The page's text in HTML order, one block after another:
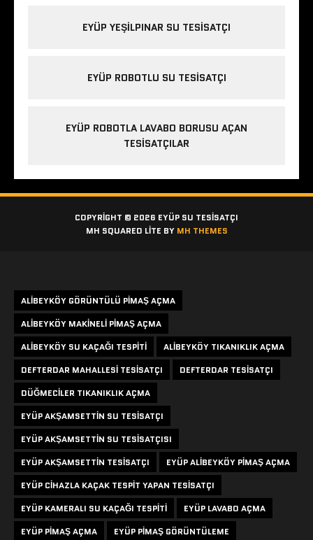
EYÜP YEŞILPINAR SU TESISATÇI
EYÜP ROBOTLU SU TESISATÇI
EYÜP ROBOTLA LAVABO BORUSU AÇAN
TESISATÇILAR
COPYRIGHT © 2026 EYÜP SU TESISATÇI
MH SQUARED LITE BY MH THEMES
ALIBEYKÖY GÖRÜNTÜLÜ PIMAŞ AÇMA
ALIBEYKÖY MAKINELI PIMAŞ AÇMA
ALIBEYKÖY SU KAÇAĞI TESPITI
ALIBEYKÖY TIKANIKLIK AÇMA
DEFTERDAR MAHALLESI TESISATÇI
DEFTERDAR TESISATÇI
DÜĞMECILER TIKANIKLIK AÇMA
EYÜP AKŞAMSETTIN SU TESISATÇI
EYÜP AKŞAMSETTIN SU TESISATÇISI
EYÜP AKŞAMSETTIN TESISATÇI
EYÜP ALIBEYKÖY PIMAŞ AÇMA
EYÜP CIHAZLA KAÇAK TESPIT YAPAN TESISATÇI
EYÜP KAMERALI SU KAÇAĞI TESPITI
EYÜP LAVABO AÇMA
EYÜP PIMAŞ AÇMA
EYÜP PIMAŞ GÖRÜNTÜLEME